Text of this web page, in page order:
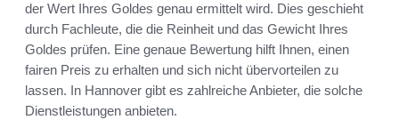
der Wert Ihres Goldes genau ermittelt wird. Dies geschieht
durch Fachleute, die die Reinheit und das Gewicht Ihres
Goldes prüfen. Eine genaue Bewertung hilft Ihnen, einen
fairen Preis zu erhalten und sich nicht übervorteilen zu
lassen. In Hannover gibt es zahlreiche Anbieter, die solche
Dienstleistungen anbieten.